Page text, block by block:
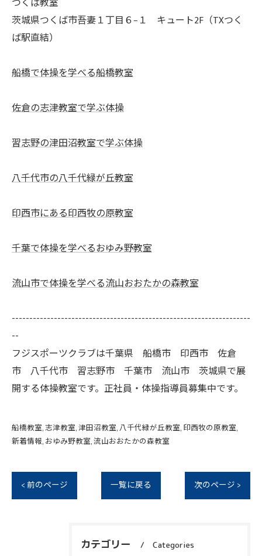
つくば教室
茨城県つくば市吾妻１丁目６−１ キュート2F（TXつく
ば駅直結）
船橋で体操を学べる船橋教室
佐倉の志津教室で学ぶ体操
習志野の津田沼教室で学ぶ体操
八千代市の八千代緑が丘教室
印西市にある印西牧の原教室
千葉で体操を学べるおゆみ野教室
流山市で体操を学べる流山おおたかの森教室
--------------------------------------------------------------------
--
フジスポーツクラブは千葉県 船橋市 印西市 佐倉
市 八千代市 習志野市 千葉市 流山市 茨城県で展
開する体操教室です。正社員・体操指導員募集中です。
船橋教室 志津教室 津田沼教室 八千代緑が丘教室 印西牧の原教室
新着情報 おゆみ野教室 流山おおたかの森教室
< 前のページ 一覧に戻る 次のページ >
カテゴリー Categories